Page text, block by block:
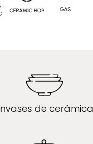
de cerámica